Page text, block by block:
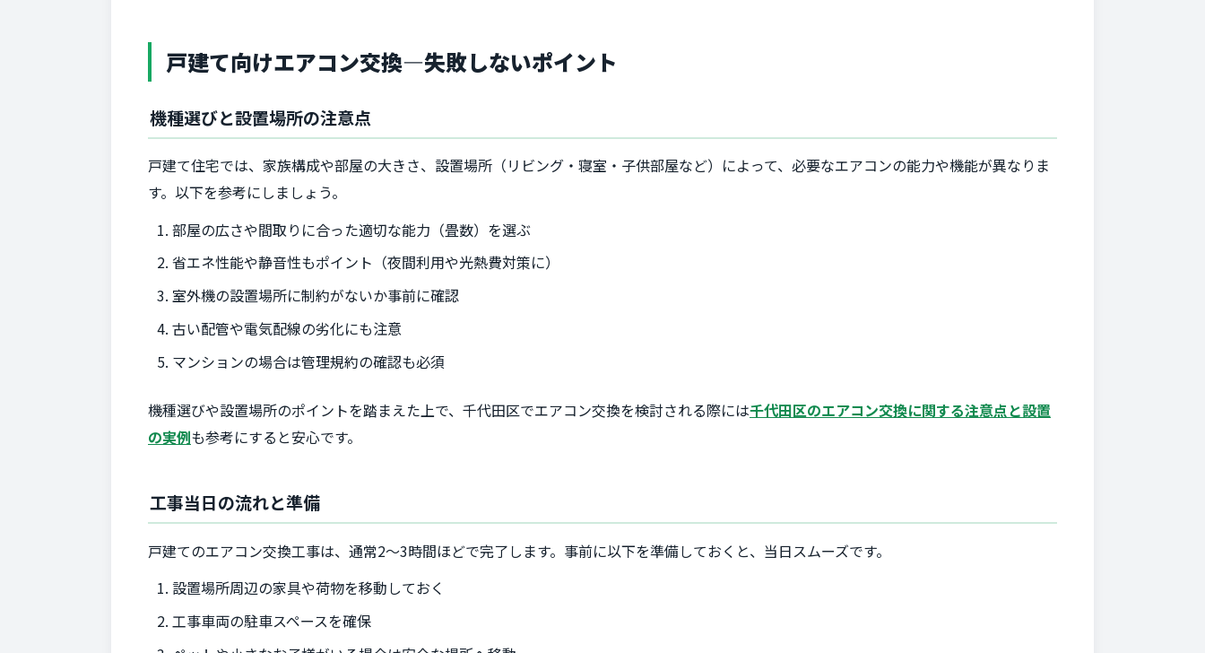
戸建て向けエアコン交換―失敗しないポイント
機種選びと設置場所の注意点
戸建て住宅では、家族構成や部屋の大きさ、設置場所（リビング・寝室・子供部屋など）によって、必要なエアコンの能力や機能が異なりま
す。以下を参考にしましょう。
部屋の広さや間取りに合った適切な能力（畳数）を選ぶ
省エネ性能や静音性もポイント（夜間利用や光熱費対策に）
室外機の設置場所に制約がないか事前に確認
古い配管や電気配線の劣化にも注意
マンションの場合は管理規約の確認も必須
機種選びや設置場所のポイントを踏まえた上で、千代田区でエアコン交換を検討される際には千代田区のエアコン交換に関する注意点と設置
の実例も参考にすると安心です。
工事当日の流れと準備
戸建てのエアコン交換工事は、通常2～3時間ほどで完了します。事前に以下を準備しておくと、当日スムーズです。
設置場所周辺の家具や荷物を移動しておく
工事車両の駐車スペースを確保